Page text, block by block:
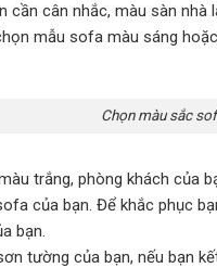
cần cân nhắc, màu sàn
mẫu sofa màu sáng
Chọn màu sắc
trắng, phòng khách của
của bạn. Để khắc phục
bạn.
tường của bạn, nếu bạn